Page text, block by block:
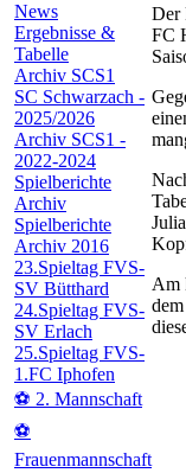
News
Ergebnisse &
Tabelle
Archiv SCS1
SC Schwarzach -
2025/2026
Archiv SCS1 -
2022-2024
Spielberichte
Archiv
Spielberichte
Archiv 2016
23.Spieltag FVS-
SV Bütthard
24.Spieltag FVS-
SV Erlach
25.Spieltag FVS-
1.FC Iphofen
⚽ 2. Mannschaft
⚽
Frauenmannschaft
Der
FC
Am